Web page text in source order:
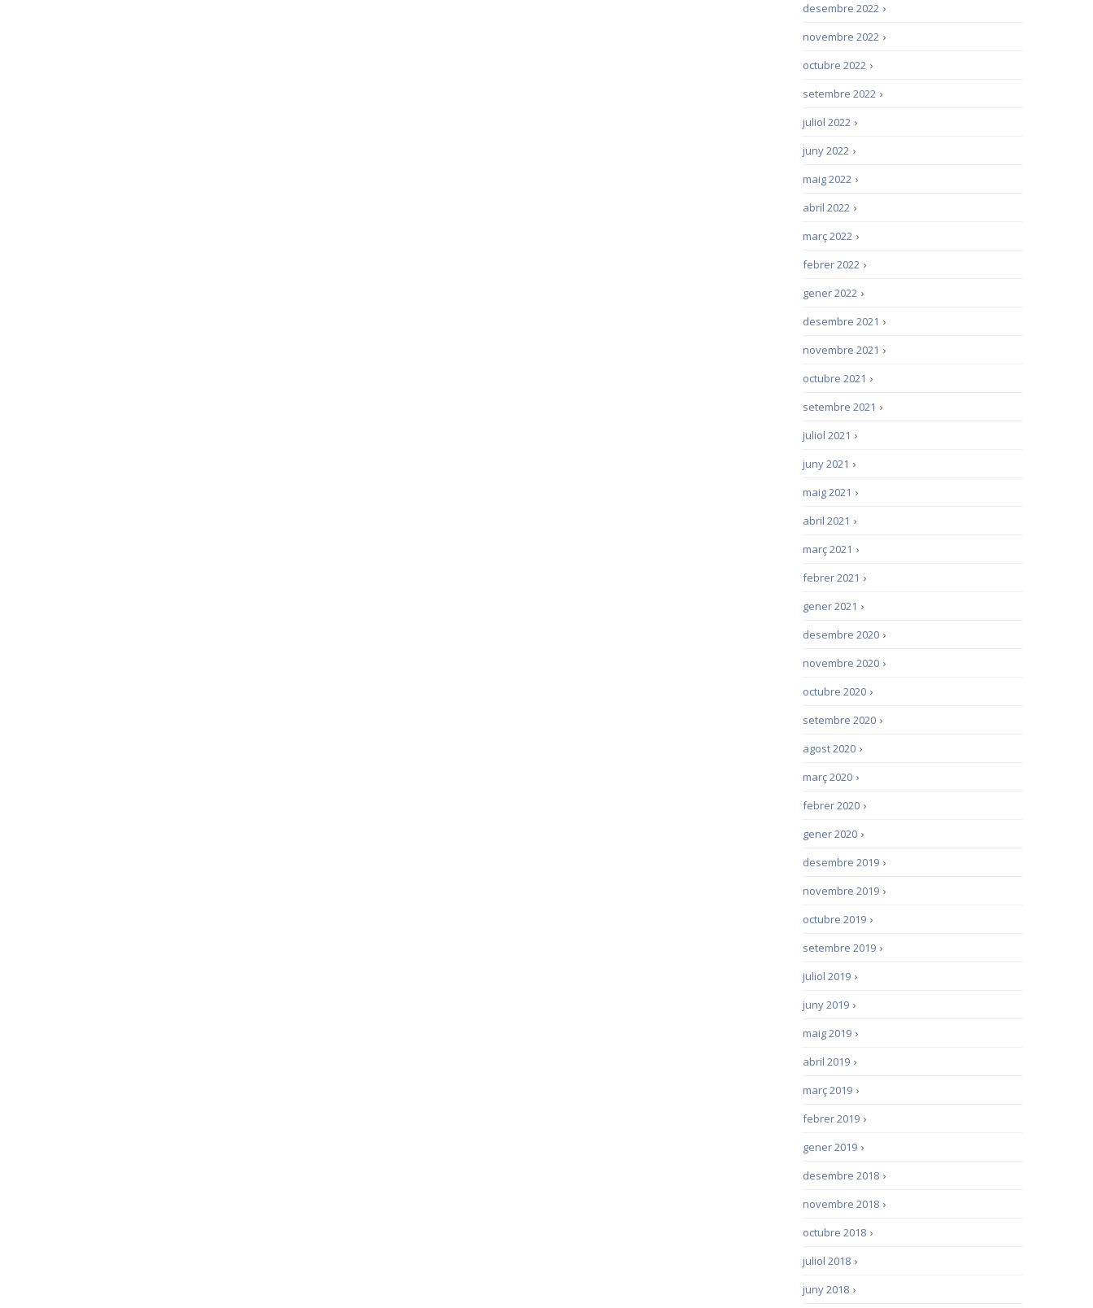
›
desembre 2022
›
novembre 2022
›
octubre 2022
›
setembre 2022
›
juliol 2022
›
juny 2022
›
maig 2022
›
abril 2022
›
març 2022
›
febrer 2022
›
gener 2022
›
desembre 2021
›
novembre 2021
›
octubre 2021
›
setembre 2021
›
juliol 2021
›
juny 2021
›
maig 2021
›
abril 2021
›
març 2021
›
febrer 2021
›
gener 2021
›
desembre 2020
›
novembre 2020
›
octubre 2020
›
setembre 2020
›
agost 2020
›
març 2020
›
febrer 2020
›
gener 2020
›
desembre 2019
›
novembre 2019
›
octubre 2019
›
setembre 2019
›
juliol 2019
›
juny 2019
›
maig 2019
›
abril 2019
›
març 2019
›
febrer 2019
›
gener 2019
›
desembre 2018
›
novembre 2018
›
octubre 2018
›
juliol 2018
›
juny 2018